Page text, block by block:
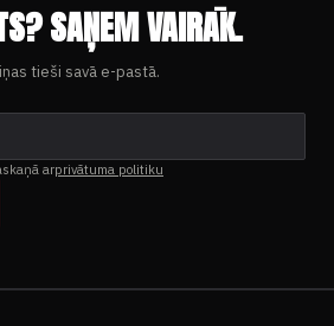
SAŅEM VAIRĀK.
tieši savā e-pastā.
arprivātuma politiku